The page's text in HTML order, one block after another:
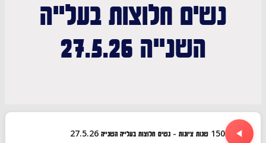
נשים חלוצות בעלייה
השנייה 27.5.26
150 שנות ציונות - נשים חלוצות בעלייה השנייה 27.5.26